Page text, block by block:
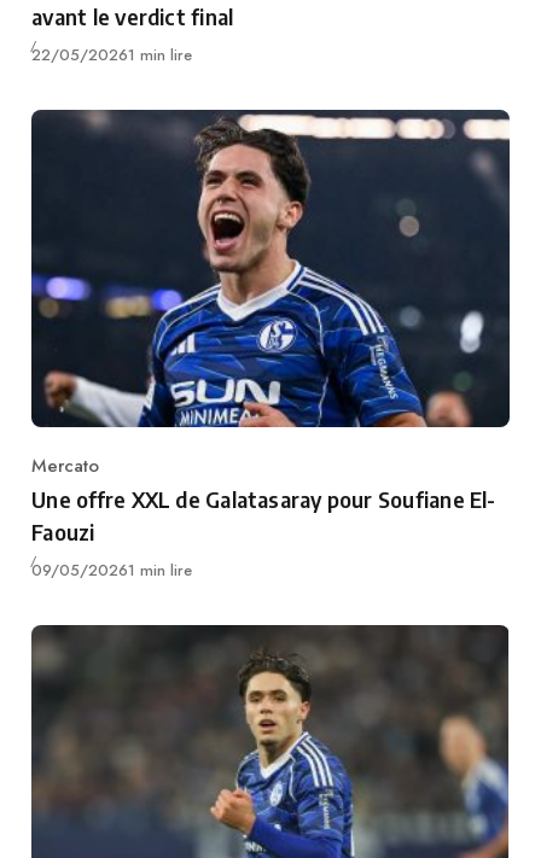
avant le verdict final
Publié
22/05/20261 min lire
Category
Mercato
Une offre XXL de Galatasaray pour Soufiane El-
Faouzi
Publié
09/05/20261 min lire